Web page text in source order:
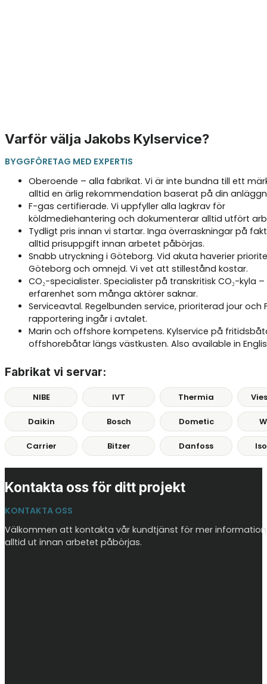
Varför välja Jakobs Kylservice?
BYGGFÖRETAG MED EXPERTIS
Oberoende – alla fabrikat. Vi är inte bundna till ett
alltid en ärlig rekommendation baserat på din
F-gas certifierade. Vi uppfyller alla lagkrav för
köldmediehantering och dokumenterar alltid utfört
Tydligt pris innan vi startar. Inga överraskningar på
alltid prisuppgift innan arbetet påbörjas.
Snabb utryckning i Göteborg. Vid akuta haverier
Göteborg och omnejd. Vi vet att stillestånd kostar.
CO₂-specialister. Specialister på transkritisk CO₂-kyla
erfarenhet som många aktörer saknar.
Serviceavtal. Regelbunden service, prioriterad jour och
rapportering ingår i avtalet.
Marin och offshore kompetens. Kylservice på
offshorebåtar längs västkusten. Also available in
Fabrikat vi servar:
NIBE IVT Thermia
Daikin Bosch Dometic
Carrier Bitzer Danfoss
Kontakta oss för ditt projekt
KONTAKTA OSS
Välkommen att kontakta vår kundtjänst för mer
alltid ut innan arbetet påbörjas.